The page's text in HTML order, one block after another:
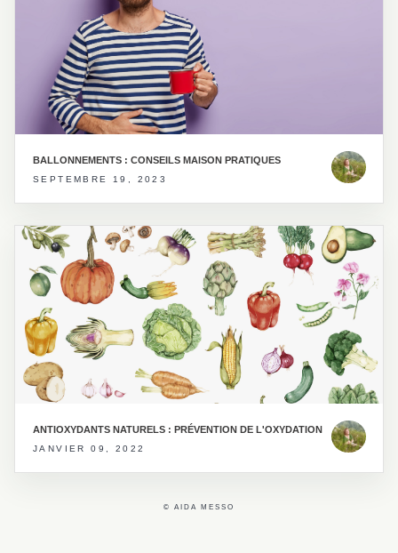
BALLONNEMENTS : CONSEILS MAISON PRATIQUES
SEPTEMBRE 19, 2023
ANTIOXYDANTS NATURELS : PRÉVENTION DE L'OXYDATION
JANVIER 09, 2022
© AIDA MESSO